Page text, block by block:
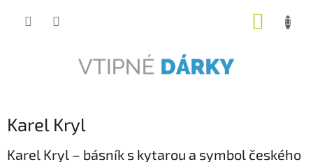
Karel Kryl
Karel Kryl – básník s kytarou a symbol českého